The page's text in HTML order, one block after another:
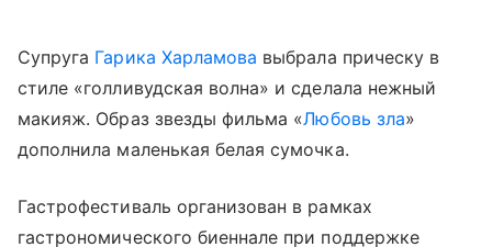
Супруга Гарика Харламова выбрала прическу в
стиле «голливудская волна» и сделала нежный
макияж. Образ звезды фильма «Любовь зла»
дополнила маленькая белая сумочка.
Гастрофестиваль организован в рамках
гастрономического биеннале при поддержке